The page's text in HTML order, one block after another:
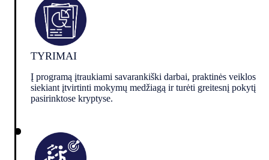
TYRIMAI
Į programą įtraukiami savarankiški darbai, praktinės veiklos
siekiant įtvirtinti mokymų medžiagą ir turėti greitesnį pokytį
pasirinktose kryptyse.